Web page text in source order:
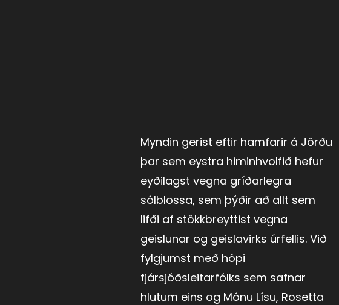
Myndin gerist eftir hamfarir á Jörðu
þar sem eystra himinhvolfið hefur
eyðilagst vegna gríðarlegra
sólblossa, sem þýðir að allt sem
lifði af stökkbreyttist vegna
geislunar og geislavirks úrfellis. Við
fylgjumst með hópi
fjársjóðsleitarfólks sem safnar
hlutum eins og Mónu Lísu, Rosetta